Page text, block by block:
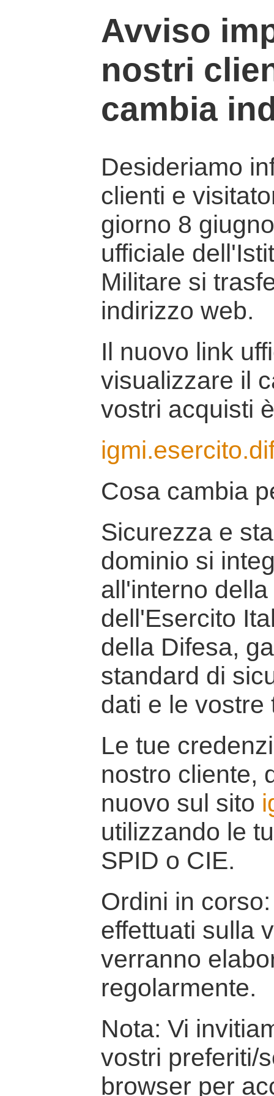
Avviso
nostri
cambia
Desideriamo
clienti e
giorno 8
ufficiale
Militare si
indirizzo web.
Il nuovo link
visualizzare il
vostri acquisti
Cosa cambia
Sicurezza e
dominio si
all'interno
dell'Esercito
della Difesa,
standard di
dati e le vostre
Le tue
nostro cliente,
nuovo sul sito
utilizzando le
SPID o CIE.
Ordini in
effettuati sulla
verranno
regolarmente.
Nota: Vi
vostri preferiti/
browser per